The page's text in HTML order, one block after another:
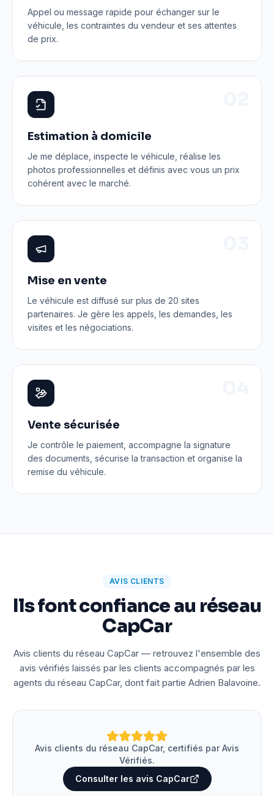
Appel ou message rapide pour échanger sur le
véhicule, les contraintes du vendeur et ses attentes
de prix.
Estimation à domicile
Je me déplace, inspecte le véhicule, réalise les
photos professionnelles et définis avec vous un prix
cohérent avec le marché.
Mise en vente
Le véhicule est diffusé sur plus de 20 sites
partenaires. Je gère les appels, les demandes, les
visites et les négociations.
Vente sécurisée
Je contrôle le paiement, accompagne la signature
des documents, sécurise la transaction et organise la
remise du véhicule.
AVIS CLIENTS
Ils font confiance au réseau
CapCar
Avis clients du réseau CapCar — retrouvez l'ensemble des
avis vérifiés laissés par les clients accompagnés par les
agents du réseau CapCar, dont fait partie Adrien Balavoine.
Avis clients du réseau CapCar, certifiés par Avis
Vérifiés.
Consulter les avis CapCar